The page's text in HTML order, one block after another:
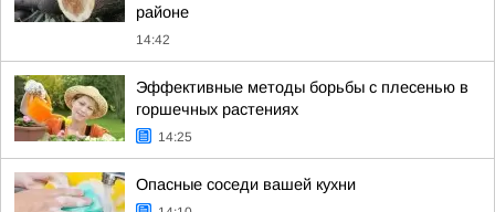
районе
14:42
Эффективные методы борьбы с плесенью в
горшечных растениях
14:25
Опасные соседи вашей кухни